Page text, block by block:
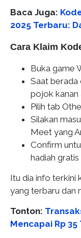
Baca Juga:
2025 Terbaru:
Cara Klaim
Buka game
Saat berada
pojok kanan
Pilih tab
Silakan
Meet yang
Confirm
hadiah gratis
Itu dia info terkini
yang terbaru dan
Tonton:
Mencapai Rp 35